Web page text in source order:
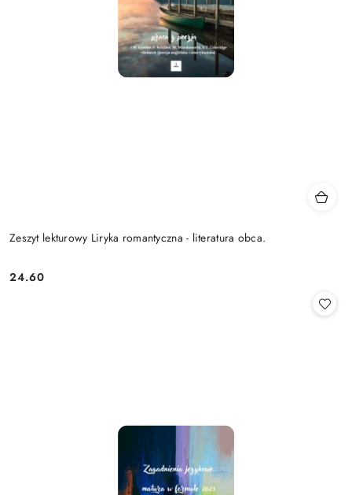
Zeszyt lekturowy Liryka romantyczna - literatura obca.
Cena:
24.60